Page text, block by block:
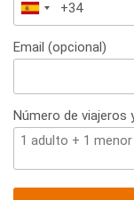
España
+34
Email (opcional)
Número de viajeros